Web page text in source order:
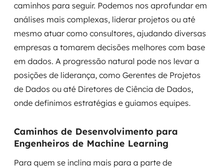
caminhos para seguir. Podemos nos aprofundar em
análises mais complexas, liderar projetos ou até
mesmo atuar como consultores, ajudando diversas
empresas a tomarem decisões melhores com base
em dados. A progressão natural pode nos levar a
posições de liderança, como Gerentes de Projetos
de Dados ou até Diretores de Ciência de Dados,
onde definimos estratégias e guiamos equipes.
Caminhos de Desenvolvimento para
Engenheiros de Machine Learning
Para quem se inclina mais para a parte de